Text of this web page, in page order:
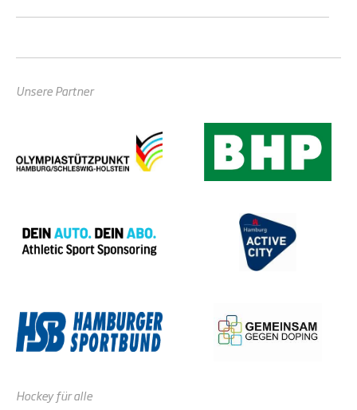
Unsere Partner
Hockey für alle